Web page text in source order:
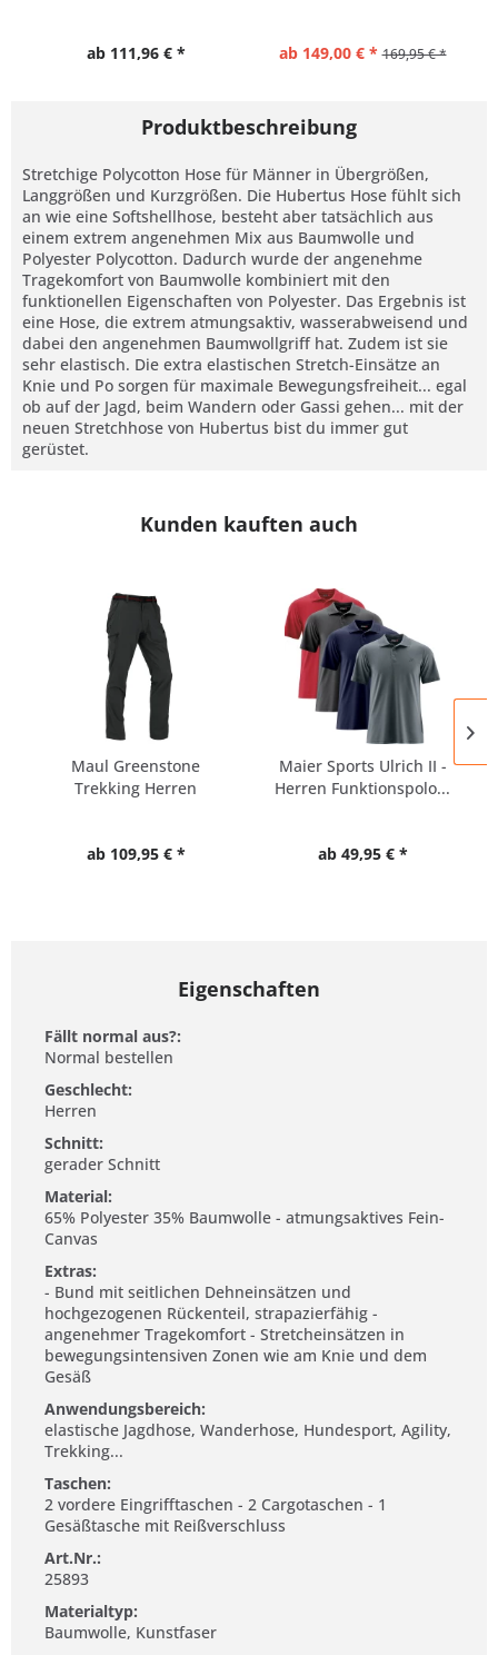
ab 111,96 € * ab 149,00 € * 169,95 € *
Produktbeschreibung
Stretchige Polycotton Hose für Männer in Übergrößen,
Langgrößen und Kurzgrößen. Die Hubertus Hose fühlt sich
an wie eine Softshellhose, besteht aber tatsächlich aus
einem extrem angenehmen Mix aus Baumwolle und
Polyester Polycotton. Dadurch wurde der angenehme
Tragekomfort von Baumwolle kombiniert mit den
funktionellen Eigenschaften von Polyester. Das Ergebnis ist
eine Hose, die extrem atmungsaktiv, wasserabweisend und
dabei den angenehmen Baumwollgriff hat. Zudem ist sie
sehr elastisch. Die extra elastischen Stretch-Einsätze an
Knie und Po sorgen für maximale Bewegungsfreiheit... egal
ob auf der Jagd, beim Wandern oder Gassi gehen... mit der
neuen Stretchhose von Hubertus bist du immer gut
gerüstet.
Kunden kauften auch
Maul Greenstone
Trekking Herren
ab 109,95 € *
Maier Sports Ulrich II -
Herren Funktionspolo...
ab 49,95 € *
Eigenschaften
Fällt normal aus?:
Normal bestellen
Geschlecht:
Herren
Schnitt:
gerader Schnitt
Material:
65% Polyester 35% Baumwolle - atmungsaktives Fein-
Canvas
Extras:
- Bund mit seitlichen Dehneinsätzen und
hochgezogenen Rückenteil, strapazierfähig -
angenehmer Tragekomfort - Stretcheinsätzen in
bewegungsintensiven Zonen wie am Knie und dem
Gesäß
Anwendungsbereich:
elastische Jagdhose, Wanderhose, Hundesport, Agility,
Trekking...
Taschen:
2 vordere Eingrifftaschen - 2 Cargotaschen - 1
Gesäßtasche mit Reißverschluss
Art.Nr.:
25893
Materialtyp:
Baumwolle, Kunstfaser